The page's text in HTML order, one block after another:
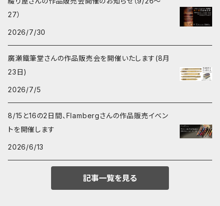
27）
2026/7/30
廣瀬鐵筆堂さんの作品販売会を開催いたします(8月
23日)
2026/7/5
8/15と16の2日間、Flambergさんの作品販売イベン
トを開催します
2026/6/13
記事一覧を見る